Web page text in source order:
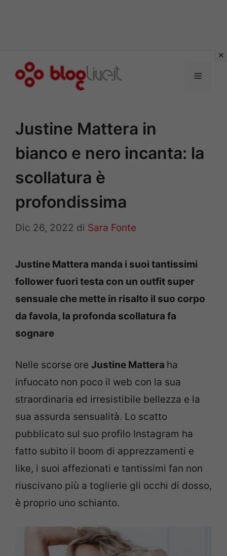
Menu
Justine Mattera in
bianco e nero incanta: la
scollatura è
profondissima
Dic 26, 2022 di Sara Fonte
Justine Mattera manda i suoi tantissimi
follower fuori testa con un outfit super
sensuale che mette in risalto il suo corpo
da favola, la profonda scollatura fa
sognare
Nelle scorse ore Justine Mattera ha
infuocato non poco il web con la sua
straordinaria ed irresistibile bellezza e la
sua assurda sensualità. Lo scatto
pubblicato sul suo profilo Instagram ha
fatto subito il boom di apprezzamenti e
like, i suoi affezionati e tantissimi fan non
riuscivano più a toglierle gli occhi di dosso,
è proprio uno schianto.